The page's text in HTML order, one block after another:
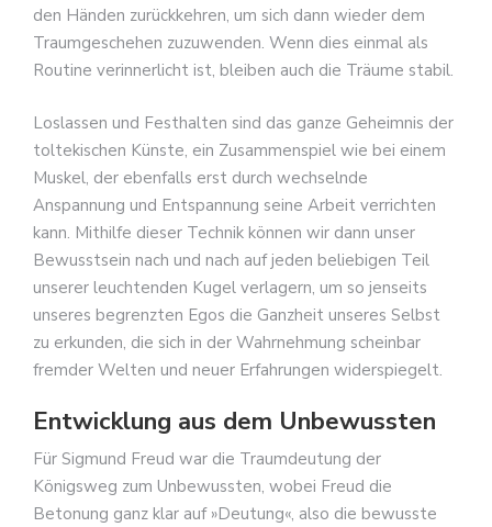
den Händen zurückkehren, um sich dann wieder dem
Traumgeschehen zuzuwenden. Wenn dies einmal als
Routine verinnerlicht ist, bleiben auch die Träume stabil.
Loslassen und Festhalten sind das ganze Geheimnis der
toltekischen Künste, ein Zusammenspiel wie bei einem
Muskel, der ebenfalls erst durch wechselnde
Anspannung und Entspannung seine Arbeit verrichten
kann. Mithilfe dieser Technik können wir dann unser
Bewusstsein nach und nach auf jeden beliebigen Teil
unserer leuchtenden Kugel verlagern, um so jenseits
unseres begrenzten Egos die Ganzheit unseres Selbst
zu erkunden, die sich in der Wahrnehmung scheinbar
fremder Welten und neuer Erfahrungen widerspiegelt.
Entwicklung aus dem Unbewussten
Für Sigmund Freud war die Traumdeutung der
Königsweg zum Unbewussten, wobei Freud die
Betonung ganz klar auf »Deutung«, also die bewusste